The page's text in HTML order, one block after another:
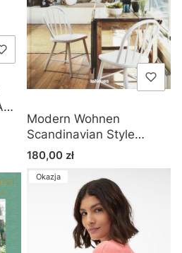
Modern Wohnen
Scandinavian Style
Hardcover
Cena
180,00 zł
Okazja